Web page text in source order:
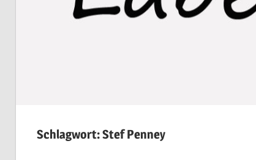
Schlagwort:Stef Penney